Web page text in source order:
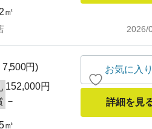
㎡
2026/
7,500円)
152,000円
－
㎡
お気に入
詳細を見